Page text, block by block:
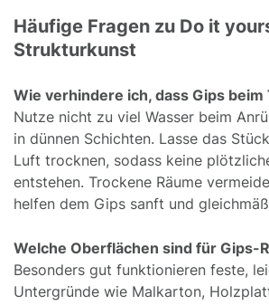
Häufige Fragen zu Do it
Strukturkunst
Wie verhindere ich, dass Gips
Nutze nicht zu viel Wasser beim
in dünnen Schichten. Lasse das
Luft trocknen, sodass keine
entstehen. Trockene Räume
helfen dem Gips sanft und
Welche Oberflächen sind für Gips-
Besonders gut funktionieren feste,
Untergründe wie Malkarton,